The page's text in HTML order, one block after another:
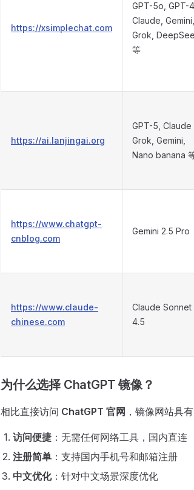
https://xsimplechat.com
GPT-5o, GPT-
Claude, Gemini,
Grok,
等
https://ai.lanjingai.org
GPT-5, Claude
Grok, Gemini,
Nano banana
https://www.chatgpt-
cnblog.com
Gemini 2.5 Pro
https://www.claude-
chinese.com
Claude Sonnet
4.5
为什么选择 ChatGPT 镜像？
相比直接访问 ChatGPT 官网 ，镜像网站具
访问便捷 ：无需任何网络工具，国内直连
注册简单 ：支持国内手机号和邮箱注册
中文优化：针对中文场景深度优化